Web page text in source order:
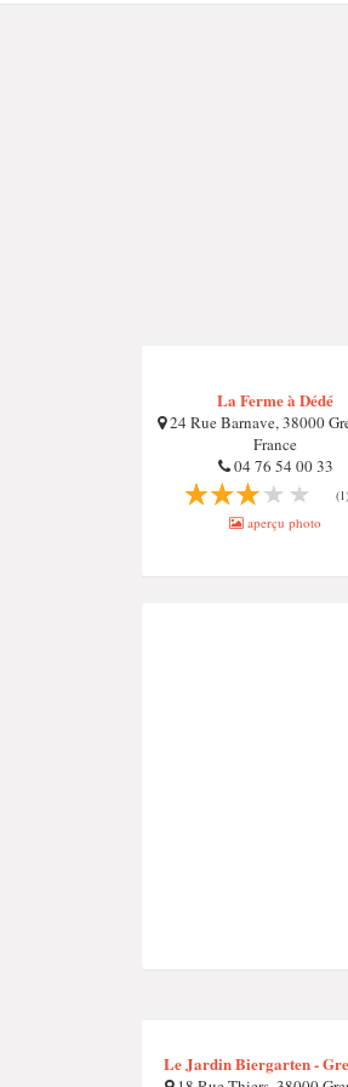
La Ferme à Dédé
24 Rue Barnave, 38000
France
04 76 54 00 33
(1)
aperçu photo
Le Jardin Biergarten -